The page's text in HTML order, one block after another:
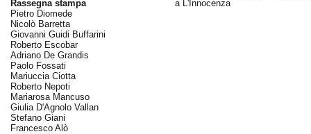
Rassegna stampa
Pietro Diomede
Nicolò Barretta
Giovanni Guidi Buffarini
Roberto Escobar
Adriano De Grandis
Paolo Fossati
Mariuccia Ciotta
Roberto Nepoti
Mariarosa Mancuso
Giulia D'Agnolo Vallan
Stefano Giani
Francesco Alò
a L'Innocenza